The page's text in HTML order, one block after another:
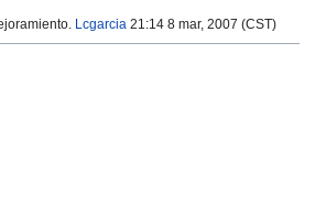
Lcgarcia 21:14 8 mar, 2007 (CST)